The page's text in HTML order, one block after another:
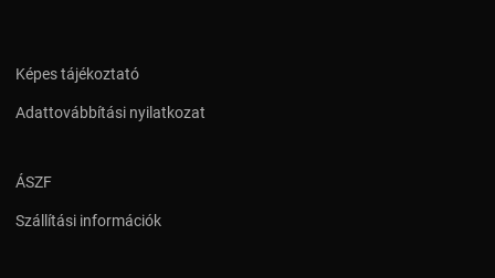
Képes tájékoztató
Adattovábbítási nyilatkozat
ÁSZF
Szállítási információk